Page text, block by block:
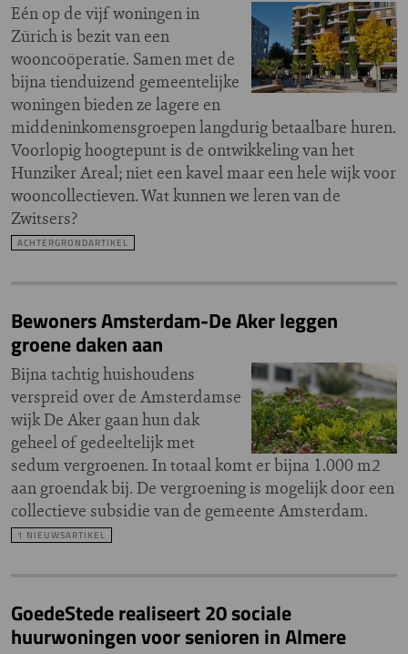
Eén op de vijf woningen in
Zürich is bezit van een
wooncoöperatie. Samen met de
bijna tienduizend gemeentelijke
woningen bieden ze lagere en
middeninkomensgroepen langdurig betaalbare huren.
Voorlopig hoogtepunt is de ontwikkeling van het
Hunziker Areal; niet een kavel maar een hele wijk voor
wooncollectieven. Wat kunnen we leren van de
Zwitsers?
ACHTERGRONDARTIKEL
Bewoners Amsterdam-De Aker leggen
groene daken aan
Bijna tachtig huishoudens
verspreid over de Amsterdamse
wijk De Aker gaan hun dak
geheel of gedeeltelijk met
sedum vergroenen. In totaal komt er bijna 1.000 m2
aan groendak bij. De vergroening is mogelijk door een
collectieve subsidie van de gemeente Amsterdam.
1 NIEUWSARTIKEL
GoedeStede realiseert 20 sociale
huurwoningen voor senioren in Almere